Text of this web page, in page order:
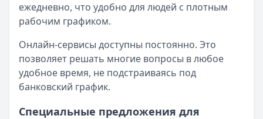
ежедневно, что удобно для людей с плотным
рабочим графиком.
Онлайн-сервисы доступны постоянно. Это
позволяет решать многие вопросы в любое
удобное время, не подстраиваясь под
банковский график.
Специальные предложения для